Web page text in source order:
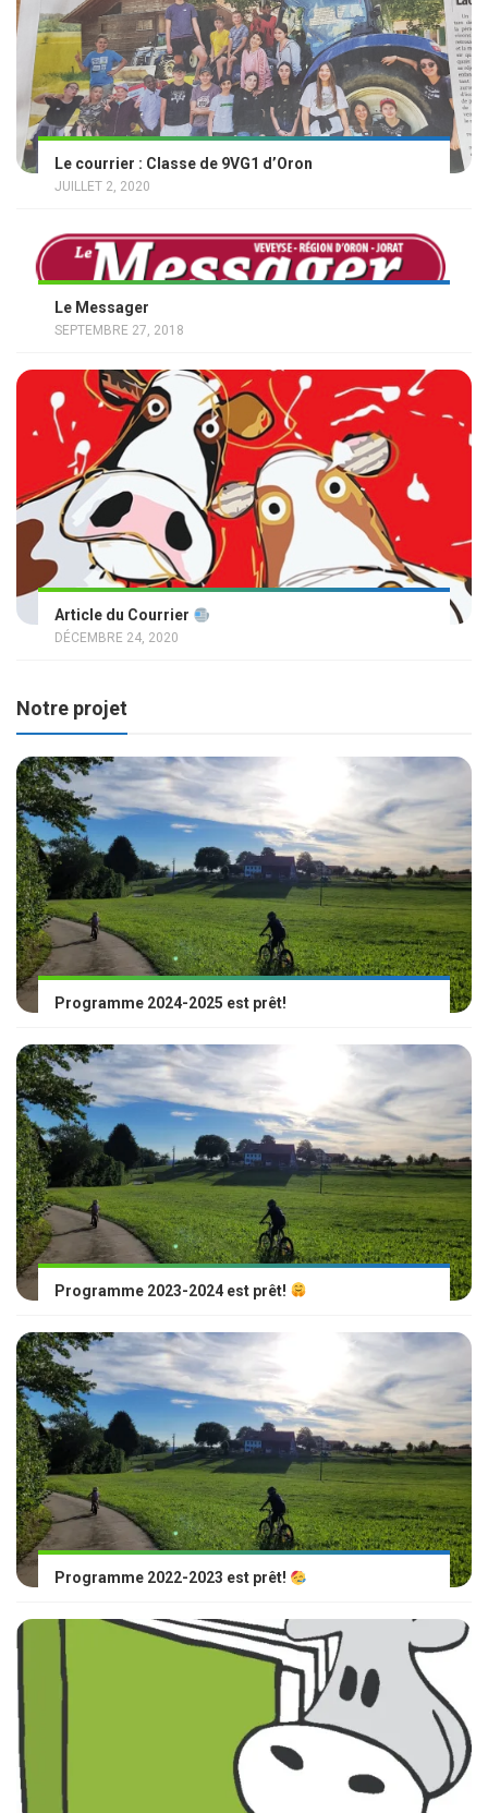
Le courrier : Classe de 9VG1 d’Oron
JUILLET 2, 2020
Le Messager
SEPTEMBRE 27, 2018
Article du Courrier
DÉCEMBRE 24, 2020
Notre projet
Programme 2024-2025 est prêt!
Programme 2023-2024 est prêt!
Programme 2022-2023 est prêt!